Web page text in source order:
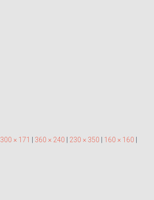
300 × 171 360 × 240 230 × 350 160 × 160